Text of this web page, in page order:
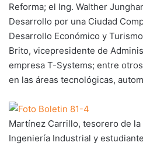
Reforma; el Ing. Walther
Desarrollo por una Ciudad
Desarrollo Económico y
Brito, vicepresidente de
empresa T-Systems; entre
en las áreas tecnológicas,
Martínez Carrillo, tesorero de la
Ingeniería Industrial y